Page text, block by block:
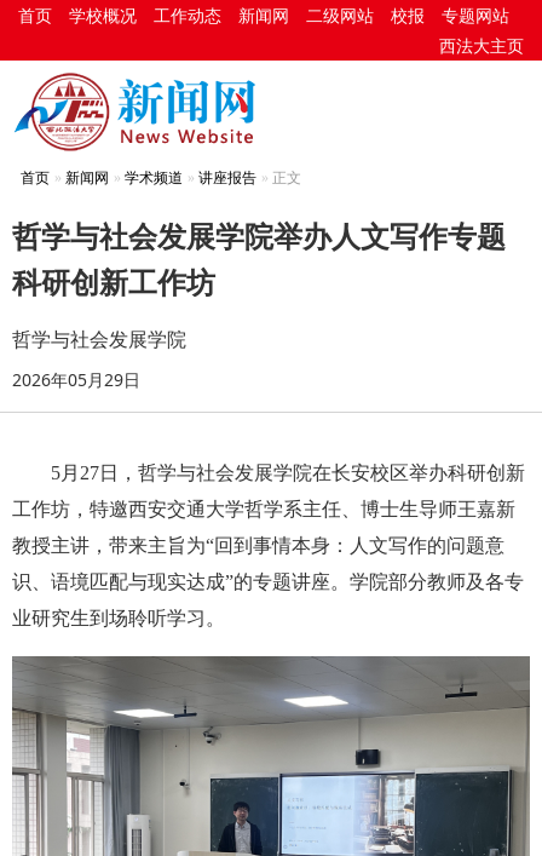
首页 学校概况 工作动态 新闻网 二级网站 校报
专题网站
西法大主页
首页 新闻网 学术频道 讲座报告 正文
哲学与社会发展学院举办人文写作专题
科研创新工作坊
哲学与社会发展学院
2026年05月29日
5月27日，哲学与社会发展学院在长安校区举办科研创新
工作坊，特邀西安交通大学哲学系主任、博士生导师王嘉新
教授主讲，带来主旨为“回到事情本身：人文写作的问题意
识、语境匹配与现实达成”的专题讲座。学院部分教师及各专
业研究生到场聆听学习。